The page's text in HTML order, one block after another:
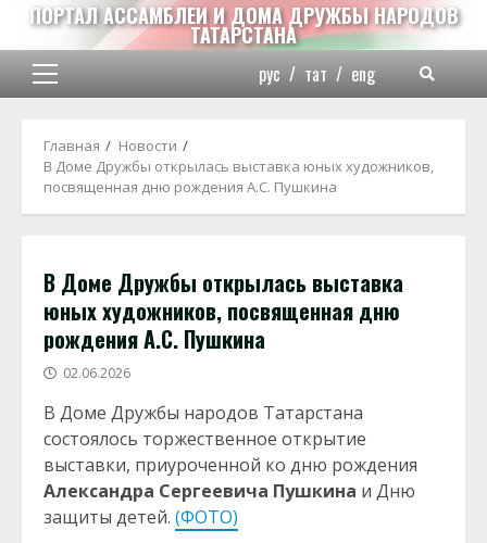
Перейти
содержимому
ПОРТАЛ АССАМБЛЕИ И ДОМА ДРУЖБЫ НАРОДОВ
ТАТАРСТАНА
Основное
рус / тат / eng
Главная
Новости
В Доме Дружбы открылась выставка юных художников,
посвященная дню рождения А.С. Пушкина
В Доме Дружбы открылась выставка
юных художников, посвященная дню
рождения А.С. Пушкина
02.06.2026
В Доме Дружбы народов Татарстана
состоялось торжественное открытие
выставки, приуроченной ко дню рождения
Александра Сергеевича Пушкина и Дню
защиты детей. (ФОТО)